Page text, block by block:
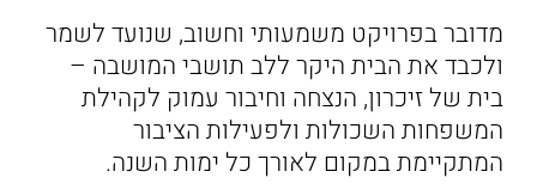
מדובר בפרויקט משמעותי וחשוב, שנועד לשמר
ולכבד את הבית היקר ללב תושבי המושבה –
בית של זיכרון, הנצחה וחיבור עמוק לקהילת
המשפחות השכולות ולפעילות הציבור
המתקיימת במקום לאורך כל ימות השנה.